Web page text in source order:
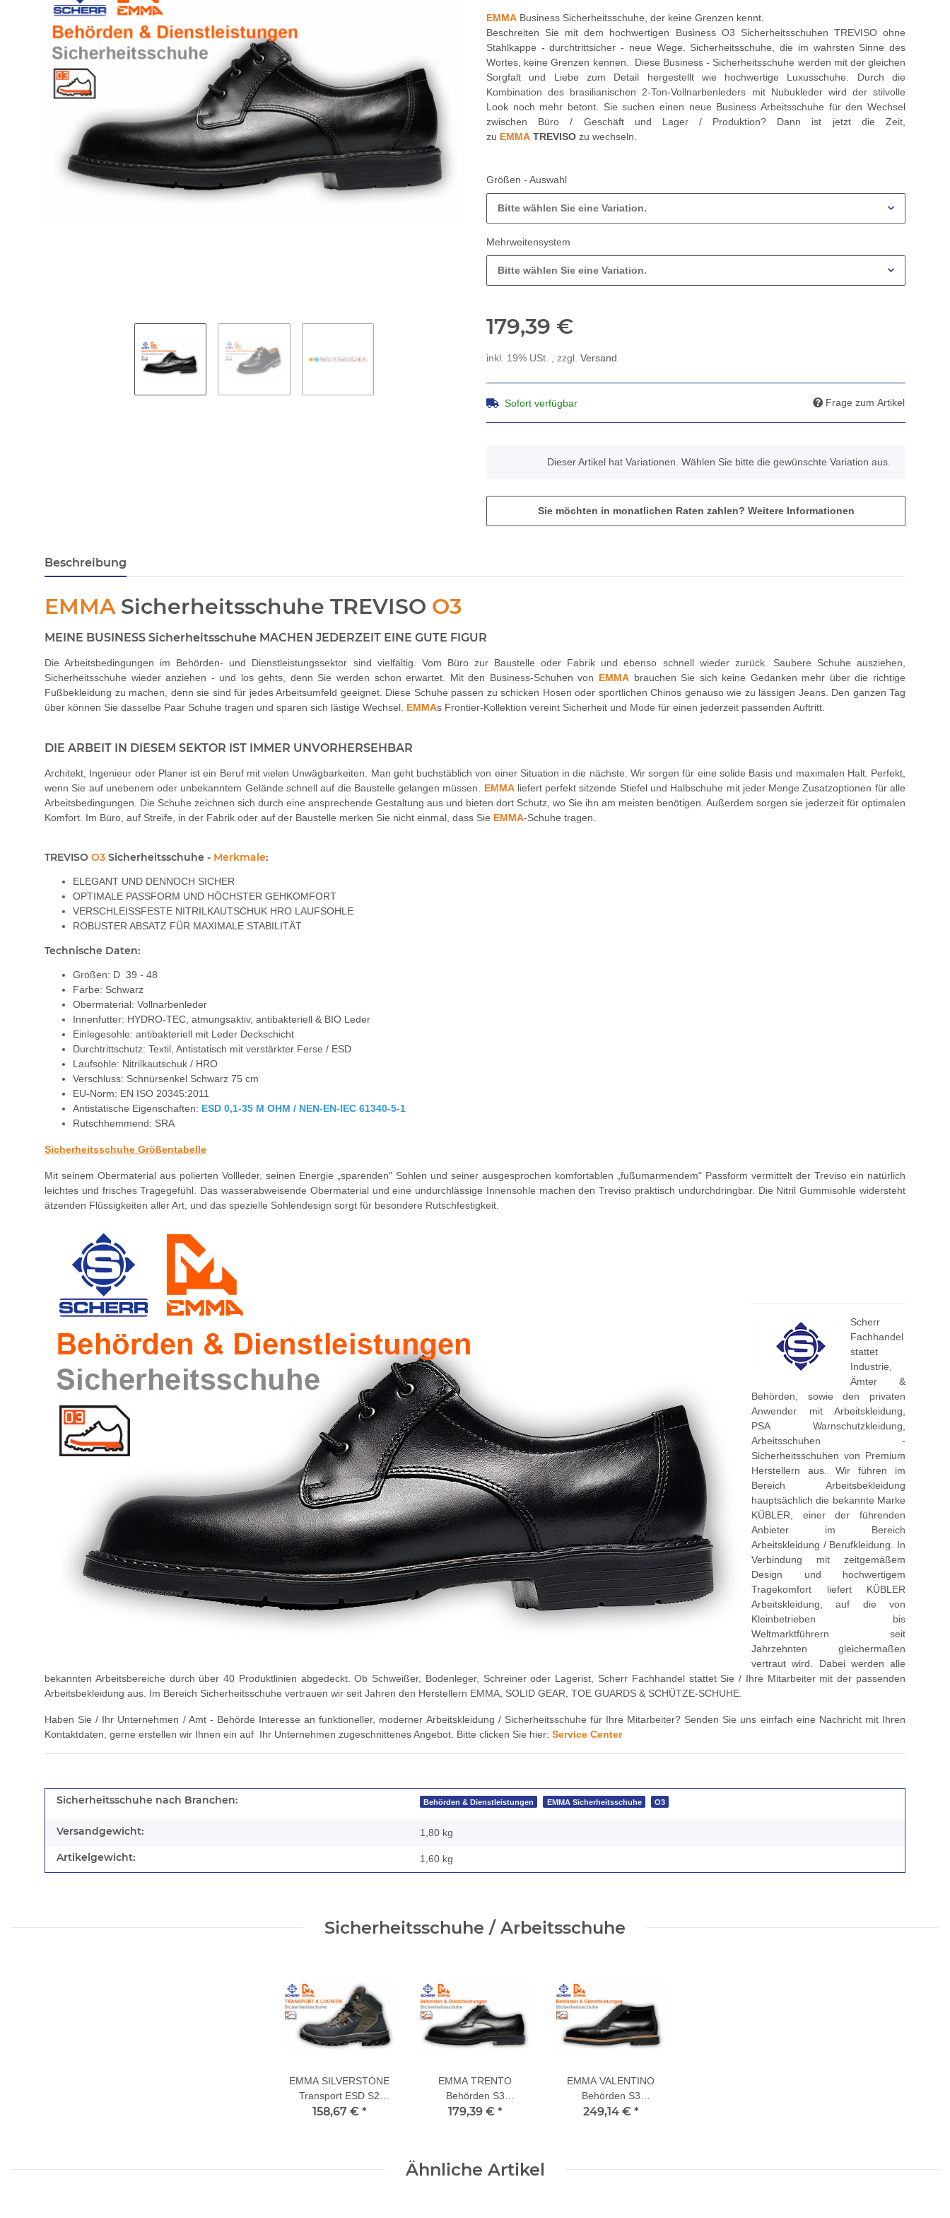
EMMA Business Sicherheitsschuhe, der keine Grenzen kennt.
Beschreiten Sie mit dem hochwertigen Business O3 Sicherheitsschuhen TREVISO ohne
Stahlkappe - durchtrittsicher - neue Wege. Sicherheitsschuhe, die im wahrsten Sinne des
Wortes, keine Grenzen kennen. Diese Business - Sicherheitsschuhe werden mit der gleichen
Sorgfalt und Liebe zum Detail hergestellt wie hochwertige Luxusschuhe. Durch die
Kombination des brasilianischen 2-Ton-Vollnarbenleders mit Nubukleder wird der stilvolle
Look noch mehr betont. Sie suchen einen neue Business Arbeitsschuhe für den Wechsel
zwischen Büro / Geschäft und Lager / Produktion? Dann ist jetzt die Zeit,
zu EMMA TREVISO zu wechseln.
Größen - Auswahl
Bitte wählen Sie eine Variation.
Mehrweitensystem
Bitte wählen Sie eine Variation.
179,39 €
inkl. 19% USt. , zzgl. Versand
Sofort verfügbar Frage zum Artikel
Dieser Artikel hat Variationen. Wählen Sie bitte die gewünschte Variation aus.
Sie möchten in monatlichen Raten zahlen? Weitere Informationen
Beschreibung
EMMASicherheitsschuhe TREVISO O3
MEINE BUSINESS Sicherheitsschuhe MACHEN JEDERZEIT EINE GUTE FIGUR
Die Arbeitsbedingungen im Behörden- und Dienstleistungssektor sind vielfältig. Vom Büro zur Baustelle oder Fabrik und ebenso schnell wieder zurück. Saubere Schuhe ausziehen,
Sicherheitsschuhe wieder anziehen - und los gehts, denn Sie werden schon erwartet. Mit den Business-Schuhen von EMMAbrauchen Sie sich keine Gedanken mehr über die richtige
Fußbekleidung zu machen, denn sie sind für jedes Arbeitsumfeld geeignet. Diese Schuhe passen zu schicken Hosen oder sportlichen Chinos genauso wie zu lässigen Jeans. Den ganzen Tag
über können Sie dasselbe Paar Schuhe tragen und sparen sich lästige Wechsel. EMMAs Frontier-Kollektion vereint Sicherheit und Mode für einen jederzeit passenden Auftritt.
DIE ARBEIT IN DIESEM SEKTOR IST IMMER UNVORHERSEHBAR
Architekt, Ingenieur oder Planer ist ein Beruf mit vielen Unwägbarkeiten. Man geht buchstäblich von einer Situation in die nächste. Wir sorgen für eine solide Basis und maximalen Halt. Perfekt,
wenn Sie auf unebenem oder unbekanntem Gelände schnell auf die Baustelle gelangen müssen. EMMAliefert perfekt sitzende Stiefel und Halbschuhe mit jeder Menge Zusatzoptionen für alle
Arbeitsbedingungen. Die Schuhe zeichnen sich durch eine ansprechende Gestaltung aus und bieten dort Schutz, wo Sie ihn am meisten benötigen. Außerdem sorgen sie jederzeit für optimalen
Komfort. Im Büro, auf Streife, in der Fabrik oder auf der Baustelle merken Sie nicht einmal, dass Sie EMMA-Schuhe tragen.
TREVISO O3 Sicherheitsschuhe - Merkmale:
ELEGANT UND DENNOCH SICHER
OPTIMALE PASSFORM UND HÖCHSTER GEHKOMFORT
VERSCHLEISSFESTE NITRILKAUTSCHUK HRO LAUFSOHLE
ROBUSTER ABSATZ FÜR MAXIMALE STABILITÄT
Technische Daten:
Größen: D 39 - 48
Farbe: Schwarz
Obermaterial: Vollnarbenleder
Innenfutter: HYDRO-TEC, atmungsaktiv, antibakteriell & BIO Leder
Einlegesohle: antibakteriell mit Leder Deckschicht
Durchtrittschutz: Textil, Antistatisch mit verstärkter Ferse / ESD
Laufsohle: Nitrilkautschuk / HRO
Verschluss: Schnürsenkel Schwarz 75 cm
EU-Norm: EN ISO 20345:2011
Antistatische Eigenschaften: ESD 0,1-35 M OHM / NEN-EN-IEC 61340-5-1
Rutschhemmend: SRA
Sicherheitsschuhe Größentabelle
Mit seinem Obermaterial aus polierten Vollleder, seinen Energie „sparenden" Sohlen und seiner ausgesprochen komfortablen „fußumarmendem" Passform vermittelt der Treviso ein natürlich
leichtes und frisches Tragegefühl. Das wasserabweisende Obermaterial und eine undurchlässige Innensohle machen den Treviso praktisch undurchdringbar. Die Nitril Gummisohle widersteht
ätzenden Flüssigkeiten aller Art, und das spezielle Sohlendesign sorgt für besondere Rutschfestigkeit.
Scherr
Fachhandel
stattet
Industrie,
Ämter &
Behörden, sowie den privaten
Anwender mit Arbeitskleidung,
PSA Warnschutzkleidung,
Arbeitsschuhen -
Sicherheitsschuhen von Premium
Herstellern aus. Wir führen im
Bereich Arbeitsbekleidung
hauptsächlich die bekannte Marke
KÜBLER, einer der führenden
Anbieter im Bereich
Arbeitskleidung / Berufkleidung. In
Verbindung mit zeitgemäßem
Design und hochwertigem
Tragekomfort liefert KÜBLER
Arbeitskleidung, auf die von
Kleinbetrieben bis
Weltmarktführern seit
Jahrzehnten gleichermaßen
vertraut wird. Dabei werden alle
bekannten Arbeitsbereiche durch über 40 Produktlinien abgedeckt. Ob Schweißer, Bodenleger, Schreiner oder Lagerist, Scherr Fachhandel stattet Sie / Ihre Mitarbeiter mit der passenden
Arbeitsbekleidung aus. Im Bereich Sicherheitsschuhe vertrauen wir seit Jahren den Herstellern EMMA, SOLID GEAR, TOE GUARDS & SCHÜTZE-SCHUHE.
Haben Sie / Ihr Unternehmen / Amt - Behörde Interesse an funktioneller, moderner Arbeitskleidung / Sicherheitsschuhe für Ihre Mitarbeiter? Senden Sie uns einfach eine Nachricht mit Ihren
Kontaktdaten, gerne erstellen wir Ihnen ein auf Ihr Unternehmen zugeschnittenes Angebot. Bitte clicken Sie hier: Service Center
Sicherheitsschuhe nach Branchen: Behörden & Dienstleistungen EMMA Sicherheitsschuhe O3
Versandgewicht: 1,80 kg
Artikelgewicht: 1,60 kg
Sicherheitsschuhe / Arbeitsschuhe
EMMA SILVERSTONE
Transport ESD S2
Sicherheitsschuhe
158,67 € *
EMMA TRENTO
Behörden S3
Sicherheitsschuhe
179,39 € *
EMMA VALENTINO
Behörden S3
Sicherheitsschuhe
249,14 € *
Ähnliche Artikel